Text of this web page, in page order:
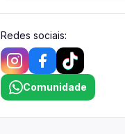
Redes sociais:
Comunidade